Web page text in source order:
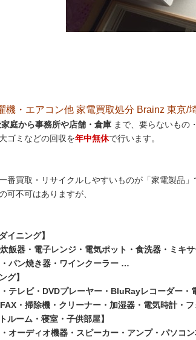
機・エアコン他 家電買取処分 Brainz 東京/
庭から事務所や店舗・倉庫 まで、要らないもの
ゴミなどの回収を年中無休で行います。
番買取・リサイクルしやすいものが「家電製品
可不可はありますが、
イニング】
飯器・電子レンジ・電気ポット・食洗器・ミキ
パン焼き器・ワインクーラー …
グ】
テレビ・DVDプレーヤー・BluRayレコーダー・
・掃除機・クリーナー・加湿器・電気時計・
ルーム・寝室・子供部屋】
オーディオ機器・スピーカー・アンプ・パソコ